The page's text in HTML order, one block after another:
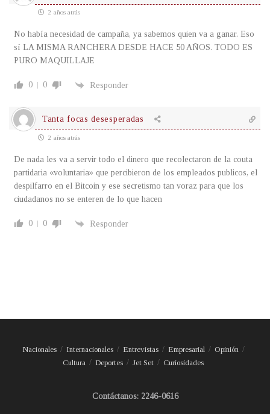
2 años atrás
No había necesidad de campaña, ya sabemos quien va a ganar. Eso
sí LA MISMA RANCHERA DESDE HACE 50 AÑOS. TODO ES
PURO MAQUILLAJE
0 0 Responder
Tanta focas desesperadas
2 años atrás
De nada les va a servir todo el dinero que recolectaron de la couta
partidaria «voluntaria» que percibieron de los empleados publicos, el
despilfarro en el Bitcoin y ese secretismo tan voraz para que los
ciudadanos no se enteren de lo que hacen
0 0 Responder
Nacionales Internacionales Entrevistas Empresarial
Opinión
Cultura
Deportes Jet Set Curiosidades
Contáctanos: 2246-0616